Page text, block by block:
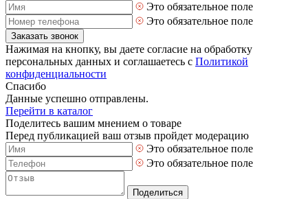
Это обязательное поле
Это обязательное поле
Заказать звонок
Нажимая на кнопку, вы даете согласие на обработку
персональных данных и соглашаетесь с Политикой
конфиденциальности
Спасибо
Данные успешно отправлены.
Перейти в каталог
Поделитесь вашим мнением о товаре
Перед публикацией ваш отзыв пройдет модерацию
Это обязательное поле
Это обязательное поле
Поделиться